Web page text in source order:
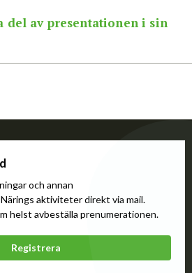
del av presentationen i sin
och annan
aktiviteter direkt via mail.
helst avbeställa prenumerationen.
Registrera